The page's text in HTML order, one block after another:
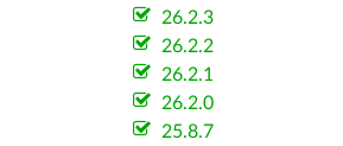
26.2.3
26.2.2
26.2.1
26.2.0
25.8.7